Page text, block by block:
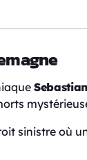
sinistre où